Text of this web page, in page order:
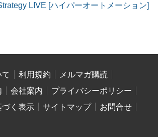
LIVE [ハイパーオートメーション]
利用規約
メルマガ購読
会社案内
プライバシーポリシー
づく表示
サイトマップ
お問合せ